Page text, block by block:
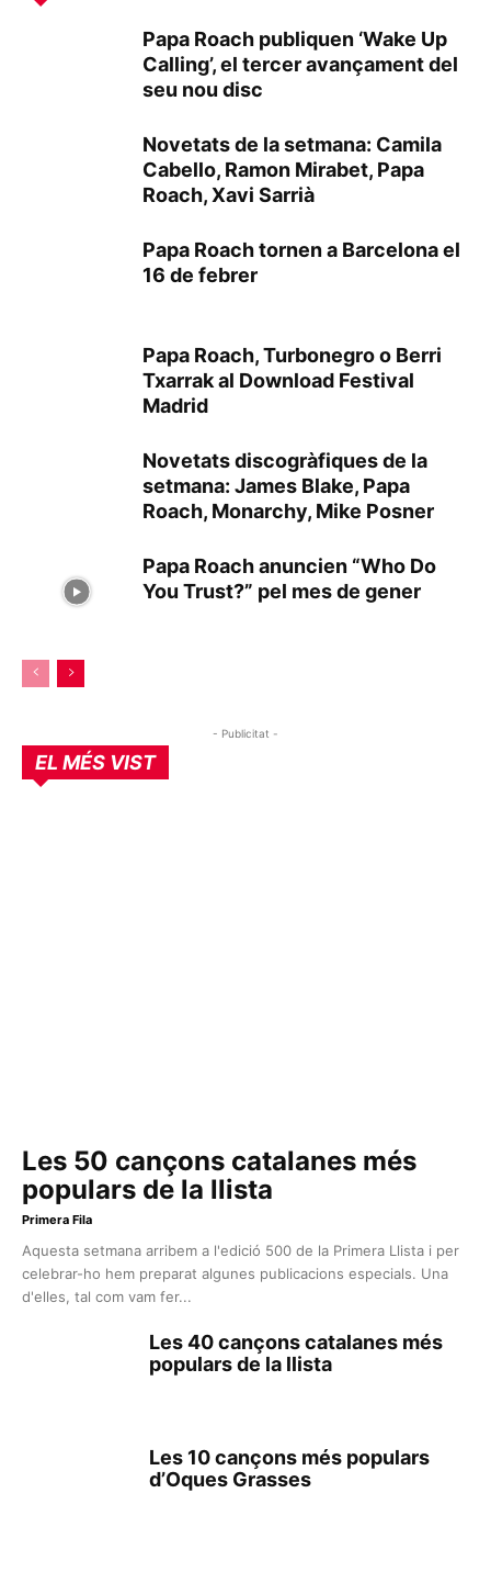
Papa Roach publiquen ‘Wake Up
Calling’, el tercer avançament del
seu nou disc
Novetats de la setmana: Camila
Cabello, Ramon Mirabet, Papa
Roach, Xavi Sarrià
Papa Roach tornen a Barcelona el
16 de febrer
Papa Roach, Turbonegro o Berri
Txarrak al Download Festival
Madrid
Novetats discogràfiques de la
setmana: James Blake, Papa
Roach, Monarchy, Mike Posner
Papa Roach anuncien “Who Do
You Trust?” pel mes de gener
- Publicitat -
EL MÉS VIST
Les 50 cançons catalanes més
populars de la llista
Primera Fila
Aquesta setmana arribem a l'edició 500 de la Primera Llista i per
celebrar-ho hem preparat algunes publicacions especials. Una
d'elles, tal com vam fer...
Les 40 cançons catalanes més
populars de la llista
Les 10 cançons més populars
d’Oques Grasses